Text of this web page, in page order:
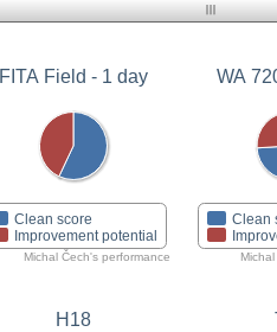
FITA Field - 1 day
Clean score
Improvement potential
Michal Čech's performance
WA
Clean
H18